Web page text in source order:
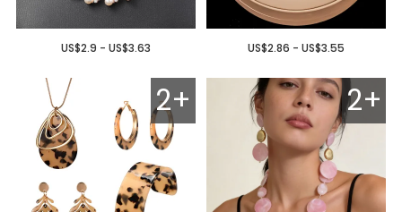
US$2.9 - US$3.63 US$2.86 - US$3.55
2+ 2+